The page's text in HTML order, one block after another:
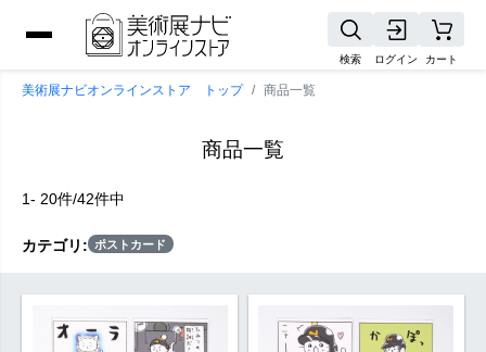
検索 ログイン カート
美術展ナビオンラインストア トップ 商品一覧
商品一覧
1- 20件/42件中
カテゴリ: ポストカード